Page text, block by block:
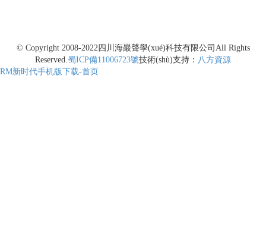
© Copyright 2008-2022四川海巖聲學(xué)科技有限公司 All Rights
Reserved.蜀ICP備11006723號技術(shù)支持： 八方資源
RM新时代手机版下载-首页